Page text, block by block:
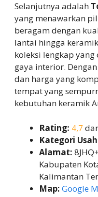
Selanjutnya adalah
yang menawarkan
beragam dengan
lantai hingga
koleksi lengkap yang
gaya interior.
dan harga yang
tempat yang
kebutuhan keramik
Rating: 4,7
Kategori
Alamat:
Kabupaten
Kalimantan
Map: Google